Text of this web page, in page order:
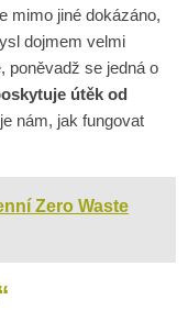
mimo jiné dokázáno,
dojmem velmi
poněvadž se jedná o
útěk od
nám, jak fungovat
Zero Waste